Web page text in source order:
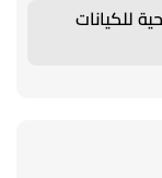
للكيانات